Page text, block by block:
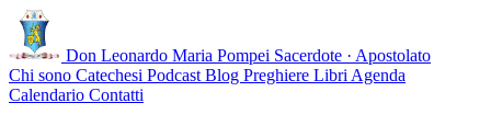
Don Leonardo Maria Pompei Sacerdote · Apostolato
Chi sono Catechesi Podcast Blog Preghiere Libri Agenda
Calendario Contatti